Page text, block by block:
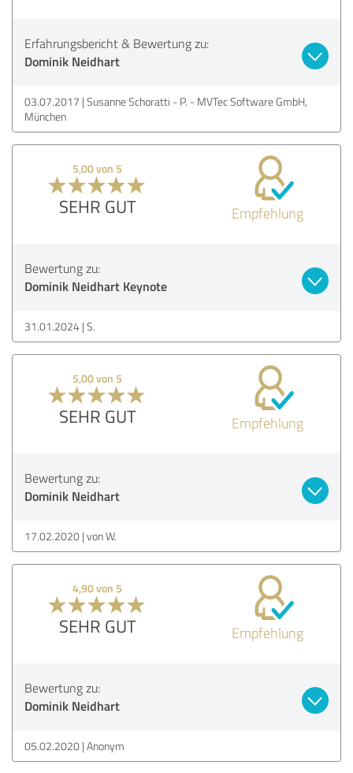
Erfahrungsbericht & Bewertung zu:
Dominik Neidhart
03.07.2017 Susanne Schoratti - P. - MVTec Software GmbH,
München
5,00 von 5
SEHR GUT Empfehlung
Bewertung zu:
Dominik Neidhart Keynote
31.01.2024 S.
5,00 von 5
SEHR GUT Empfehlung
Bewertung zu:
Dominik Neidhart
17.02.2020 von W.
4,90 von 5
SEHR GUT Empfehlung
Bewertung zu:
Dominik Neidhart
05.02.2020 Anonym